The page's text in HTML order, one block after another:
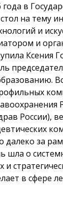
в
стол на тему
и
и
Ксения
России),
далеко за
шла о
и
в сфере